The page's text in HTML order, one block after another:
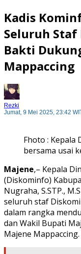
Kadis
Seluruh Staf
Bakti
Mappaccing
Rezki
Jumat, 9 Mei 2025, 23:42
Fhoto : Kepala
bersama usai
Majene,– Kepala
(Diskominfo)
Nugraha, S.STP.,
seluruh staf
dalam rangka
dan Wakil Bupati
Majene Mappaccing.